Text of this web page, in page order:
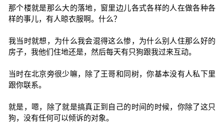
那个楼就是那么大的落地，窗里边儿各式各样的人在做各种各
样的事儿，有人晾衣服啊。什么？
我当时就想，为什么我会混得这么惨，为什么别人住那么好的
房子，我他们住地还是，然后每天有只狗跟我过来互动。
当时在北京旁很少嘛，除了王哥和同树，你基本没有人私下里
跟你联系。
就是，嗯，除了就是搞真正到自己的时间的时候，你除了这只
狗，没有任何可以倾诉的对象。